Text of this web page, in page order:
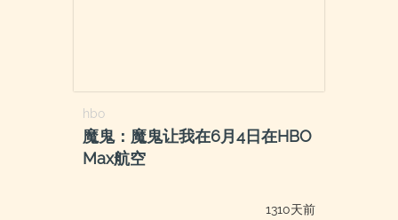
hbo
魔鬼：魔鬼让我在6月4日在HBO
Max航空
1310天前